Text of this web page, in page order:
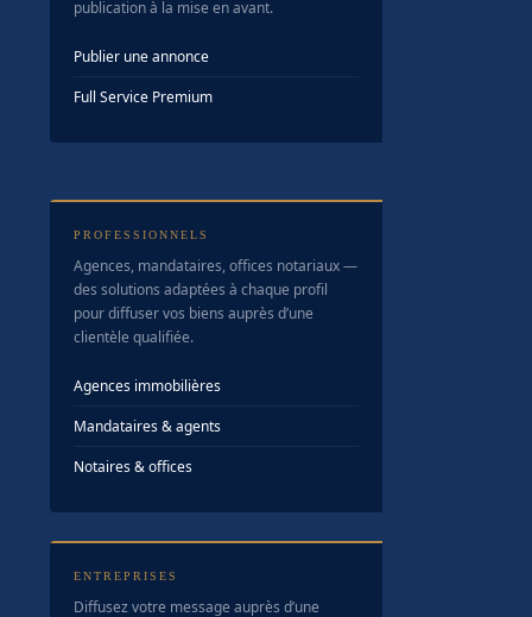
publication à la mise en avant.
Publier une annonce
Full Service Premium
PROFESSIONNELS
Agences, mandataires, offices notariaux —
des solutions adaptées à chaque profil
pour diffuser vos biens auprès d’une
clientèle qualifiée.
Agences immobilières
Mandataires & agents
Notaires & offices
ENTREPRISES
Diffusez votre message auprès d’une